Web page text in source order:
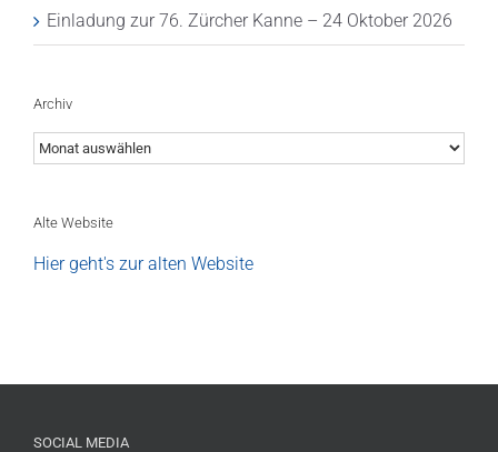
Einladung zur 76. Zürcher Kanne – 24 Oktober 2026
Archiv
Archiv
Alte Website
Hier geht's zur alten Website
SOCIAL MEDIA